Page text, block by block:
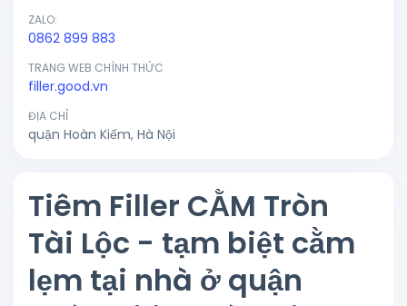
ZALO:
0862 899 883
TRANG WEB CHÍNH THỨC
filler.good.vn
ĐỊA CHỈ
quận Hoàn Kiếm, Hà Nội
Tiêm Filler CẰM Tròn
Tài Lộc - tạm biệt cằm
lẹm tại nhà ở quận